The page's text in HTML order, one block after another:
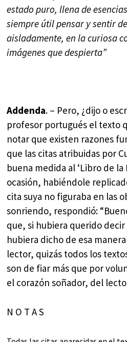
estado puro, llena de
siempre útil pensar y sentir
aisladamente, en la curiosa
imágenes que despierta”
Addenda. – Pero, ¿dijo o
profesor portugués el texto
notar que existen razones
que las citas atribuidas por
buena medida al ‘Libro de la
ocasión, habiéndole
cita suya no figuraba en las
sonriendo, respondió:
que, si hubiera querido
hubiera dicho de esa
lector, quizás todos los
son de fiar más que por
el corazón soñador, del
N O T A S